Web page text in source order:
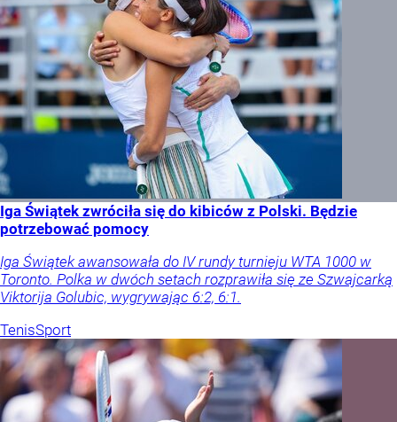
Iga Świątek zwróciła się do kibiców z Polski. Będzie
potrzebować pomocy
Iga Świątek awansowała do IV rundy turnieju WTA 1000 w
Toronto. Polka w dwóch setach rozprawiła się ze Szwajcarką
Viktorija Golubic, wygrywając 6:2, 6:1.
TenisSport